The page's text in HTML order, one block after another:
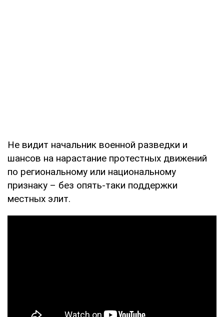
Не видит начальник военной разведки и
шансов на нарастание протестных движений
по региональному или национальному
признаку – без опять-таки поддержки
местных элит.